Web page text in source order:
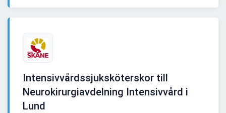
Intensivvårdssjuksköterskor till
Neurokirurgiavdelning Intensivvård i
Lund